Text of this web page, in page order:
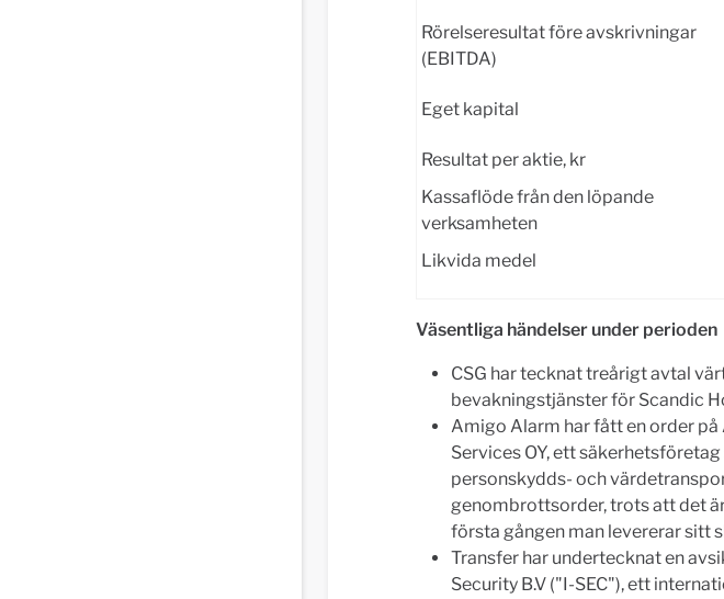
Rörelseresultat före avskrivningar
(EBITDA)
Eget kapital
Resultat per aktie, kr
Kassaflöde från den löpande
verksamheten
Likvida medel
Väsentliga händelser under perioden
CSG har tecknat treårigt avtal
bevakningstjänster för Scandic
Amigo Alarm har fått en order
Services OY, ett
personskydds- och
genombrottsorder, trots att det
första gången man levererar sitt
Transfer har undertecknat en
Security B.V ("I-SEC"), ett